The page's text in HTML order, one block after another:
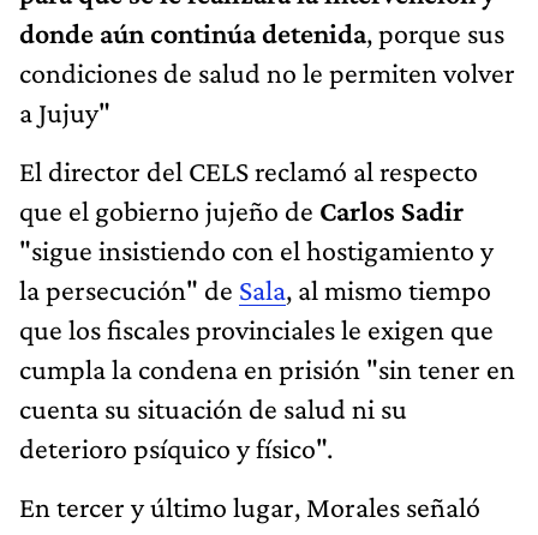
donde aún continúa detenida, porque sus
condiciones de salud no le permiten volver
a Jujuy"
El director del CELS reclamó al respecto
que el gobierno jujeño de Carlos Sadir
"sigue insistiendo con el hostigamiento y
la persecución" de Sala, al mismo tiempo
que los fiscales provinciales le exigen que
cumpla la condena en prisión "sin tener en
cuenta su situación de salud ni su
deterioro psíquico y físico".
En tercer y último lugar, Morales señaló